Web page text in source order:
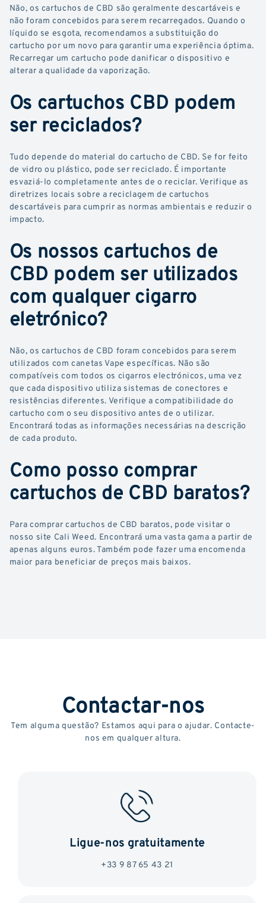
Não, os cartuchos de CBD são geralmente descartáveis e
não foram concebidos para serem recarregados. Quando o
líquido se esgota, recomendamos a substituição do
cartucho por um novo para garantir uma experiência óptima.
Recarregar um cartucho pode danificar o dispositivo e
alterar a qualidade da vaporização.
Os cartuchos CBD podem
ser reciclados?
Tudo depende do material do cartucho de CBD. Se for feito
de vidro ou plástico, pode ser reciclado. É importante
esvaziá-lo completamente antes de o reciclar. Verifique as
diretrizes locais sobre a reciclagem de cartuchos
descartáveis para cumprir as normas ambientais e reduzir o
impacto.
Os nossos cartuchos de
CBD podem ser utilizados
com qualquer cigarro
eletrónico?
Não, os cartuchos de CBD foram concebidos para serem
utilizados com canetas Vape específicas. Não são
compatíveis com todos os cigarros electrónicos, uma vez
que cada dispositivo utiliza sistemas de conectores e
resistências diferentes. Verifique a compatibilidade do
cartucho com o seu dispositivo antes de o utilizar.
Encontrará todas as informações necessárias na descrição
de cada produto.
Como posso comprar
cartuchos de CBD baratos?
Para comprar cartuchos de CBD baratos, pode visitar o
nosso site Cali Weed. Encontrará uma vasta gama a partir de
apenas alguns euros. Também pode fazer uma encomenda
maior para beneficiar de preços mais baixos.
Contactar-nos
Tem alguma questão? Estamos aqui para o ajudar. Contacte-
nos em qualquer altura.
Ligue-nos gratuitamente
+33 9 87 65 43 21